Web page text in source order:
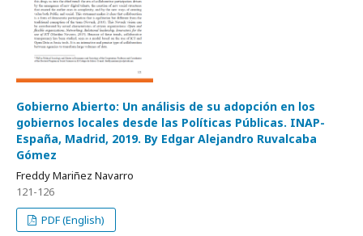
Gobierno Abierto: Un análisis de su adopción en los
gobiernos locales desde las Políticas Públicas. INAP-
España, Madrid, 2019. By Edgar Alejandro Ruvalcaba
Gómez
Freddy Mariñez Navarro
121-126
PDF (English)